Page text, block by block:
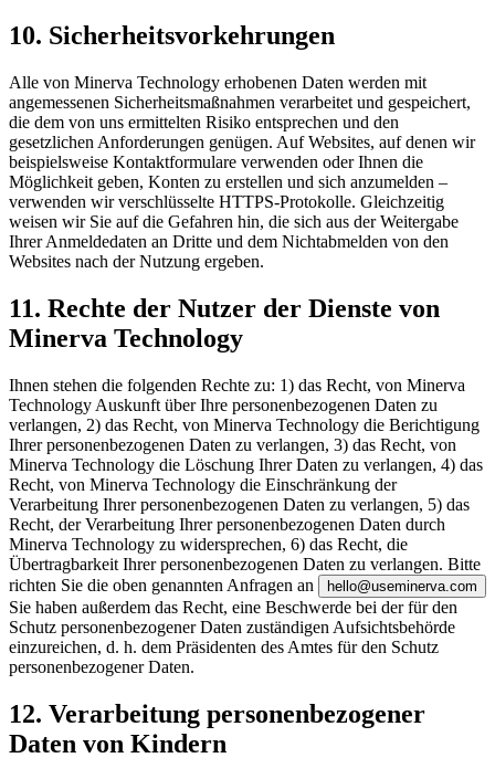
10. Sicherheitsvorkehrungen
Alle von Minerva Technology erhobenen Daten werden mit
angemessenen Sicherheitsmaßnahmen verarbeitet und gespeichert,
die dem von uns ermittelten Risiko entsprechen und den
gesetzlichen Anforderungen genügen. Auf Websites, auf denen wir
beispielsweise Kontaktformulare verwenden oder Ihnen die
Möglichkeit geben, Konten zu erstellen und sich anzumelden –
verwenden wir verschlüsselte HTTPS-Protokolle. Gleichzeitig
weisen wir Sie auf die Gefahren hin, die sich aus der Weitergabe
Ihrer Anmeldedaten an Dritte und dem Nichtabmelden von den
Websites nach der Nutzung ergeben.
11. Rechte der Nutzer der Dienste von
Minerva Technology
Ihnen stehen die folgenden Rechte zu: 1) das Recht, von Minerva
Technology Auskunft über Ihre personenbezogenen Daten zu
verlangen, 2) das Recht, von Minerva Technology die Berichtigung
Ihrer personenbezogenen Daten zu verlangen, 3) das Recht, von
Minerva Technology die Löschung Ihrer Daten zu verlangen, 4) das
Recht, von Minerva Technology die Einschränkung der
Verarbeitung Ihrer personenbezogenen Daten zu verlangen, 5) das
Recht, der Verarbeitung Ihrer personenbezogenen Daten durch
Minerva Technology zu widersprechen, 6) das Recht, die
Übertragbarkeit Ihrer personenbezogenen Daten zu verlangen. Bitte
richten Sie die oben genannten Anfragen an
hello@useminerva.com
Sie haben außerdem das Recht, eine Beschwerde bei der für den
Schutz personenbezogener Daten zuständigen Aufsichtsbehörde
einzureichen, d. h. dem Präsidenten des Amtes für den Schutz
personenbezogener Daten.
12. Verarbeitung personenbezogener
Daten von Kindern